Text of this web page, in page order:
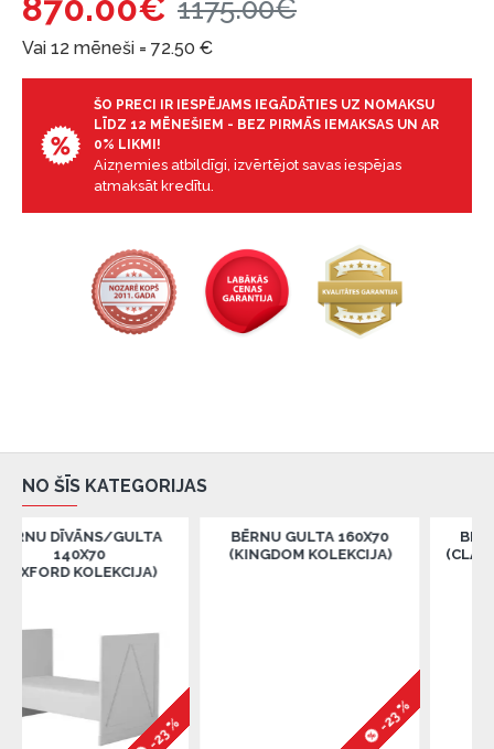
870.00€ 1175.00€
Vai 12 mēneši = 72.50 €
ŠO PRECI IR IESPĒJAMS IEGĀDĀTIES UZ NOMAKSU
LĪDZ 12 MĒNEŠIEM - BEZ PIRMĀS IEMAKSAS UN AR
0% LIKMI!
Aizņemies atbildīgi, izvērtējot savas iespējas
atmaksāt kredītu.
NO ŠĪS KATEGORIJAS
GULTA
-23 %
BĒRNU GULTA 160X70
(KINGDOM KOLEKCIJA)
BĒRNU GULTA
(CLASSY GRAY